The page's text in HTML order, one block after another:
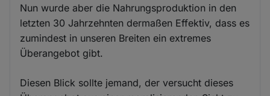
Nun wurde aber die Nahrungsproduktion in den
letzten 30 Jahrzehnten dermaßen Effektiv, dass es
zumindest in unseren Breiten ein extremes
Überangebot gibt.
Diesen Blick sollte jemand, der versucht dieses